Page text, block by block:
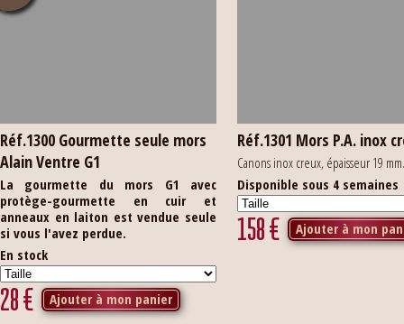
Réf.1300 Gourmette seule mors
Alain Ventre G1
La gourmette du mors G1 avec
protège-gourmette en cuir et
anneaux en laiton est vendue seule
si vous l'avez perdue.
En stock
28€ Ajouter à mon panier
Réf.1301 Mors P.A. inox
Canons inox creux, épaisseur 19
Disponible sous 4 semaines
158€ Ajouter à mon